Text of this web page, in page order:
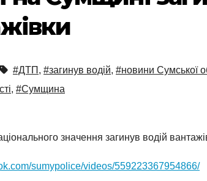
#ДТП , #загинув водій, #новини Сумської
, #Сумщина
значення загинув водій
sumypolice/videos/559223367954866/